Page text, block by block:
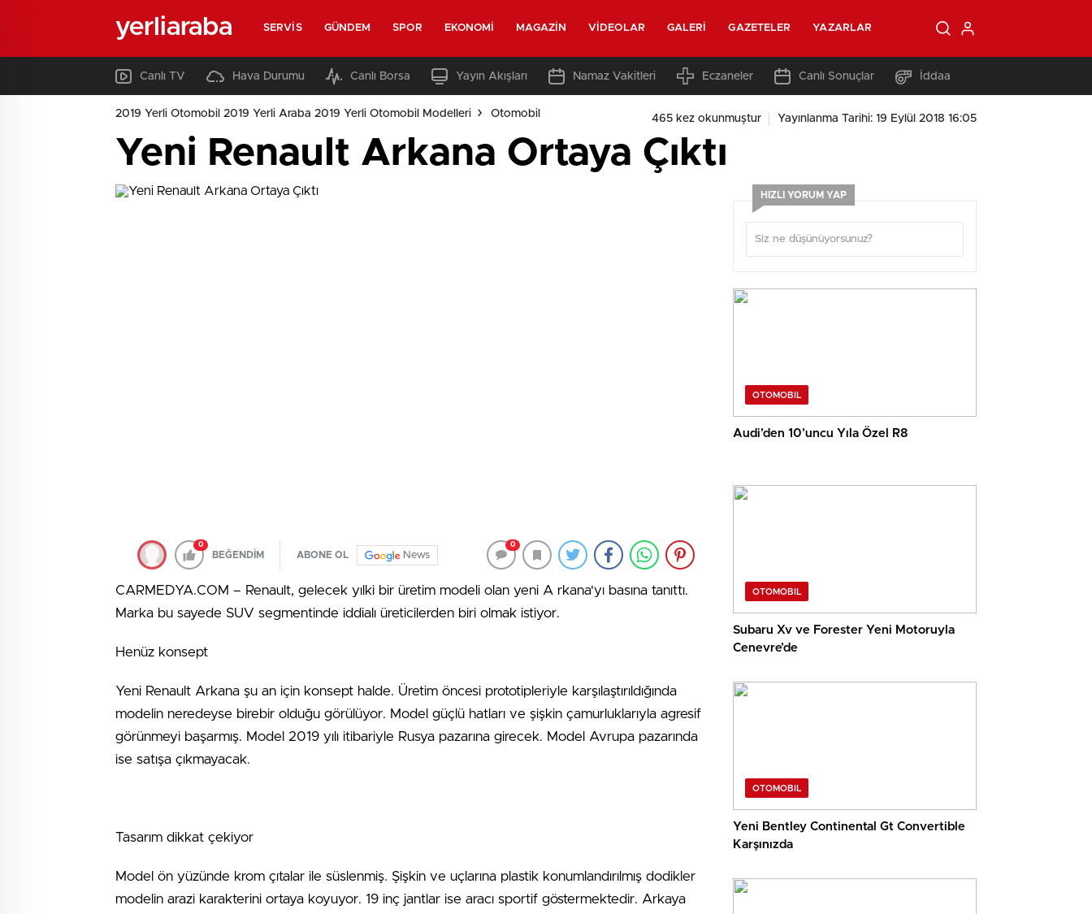
yerliaraba SERVIS GÜNDEM SPOR EKONOMI MAGAZIN VIDEOLAR GALERI GAZETELER YAZARLAR
Canlı TV Hava Durumu Canlı Borsa Yayın Akışları Namaz Vakitleri Eczaneler Canlı Sonuçlar İddaa
2019 Yerli Otomobil 2019 Yerli Araba 2019 Yerli Otomobil Modelleri Otomobil 465 kez okunmuştur Yayınlanma Tarihi: 19 Eylül 2018 16:05
Yeni Renault Arkana Ortaya Çıktı
0
BEĞENDİM ABONE OL News
0
CARMEDYA.COM – Renault, gelecek yılki bir üretim modeli olan yeni A rkana'yı basına tanıttı.
Marka bu sayede SUV segmentinde iddialı üreticilerden biri olmak istiyor.
Henüz konsept
Yeni Renault Arkana şu an için konsept halde. Üretim öncesi prototipleriyle karşılaştırıldığında
modelin neredeyse birebir olduğu görülüyor. Model güçlü hatları ve şişkin çamurluklarıyla agresif
görünmeyi başarmış. Model 2019 yılı itibariyle Rusya pazarına girecek. Model Avrupa pazarında
ise satışa çıkmayacak.
Tasarım dikkat çekiyor
Model ön yüzünde krom çıtalar ile süslenmiş. Şişkin ve uçlarına plastik konumlandırılmış dodikler
modelin arazi karakterini ortaya koyuyor. 19 inç jantlar ise aracı sportif göstermektedir. Arkaya
HIZLI YORUM YAP
OTOMOBIL
Audi’den 10’uncu Yıla Özel R8
OTOMOBIL
Subaru Xv ve Forester Yeni Motoruyla
Cenevre’de
OTOMOBIL
Yeni Bentley Continental Gt Convertible
Karşınızda